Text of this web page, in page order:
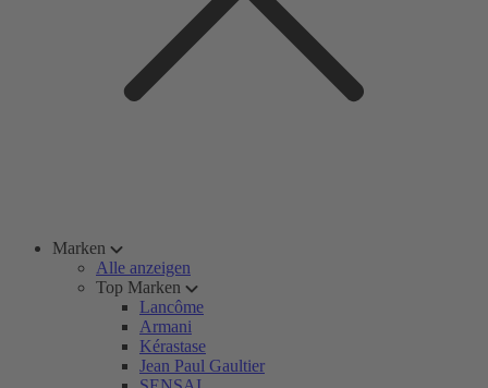
Marken
Alle anzeigen
Top Marken
Lancôme
Armani
Kérastase
Jean Paul Gaultier